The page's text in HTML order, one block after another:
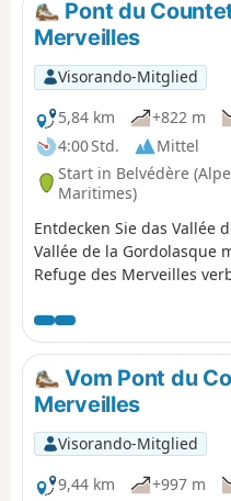
Pont du
Merveilles
Visorando-Mitglied
5,84 km
+822 m
4:00 Std.
Mittel
Start in Belvédère
Maritimes)
Entdecken Sie das Vallée
Vallée de la Gordolasque
Refuge des Merveilles
Vom Pont du
Merveilles
Visorando-Mitglied
9,44 km
+997 m